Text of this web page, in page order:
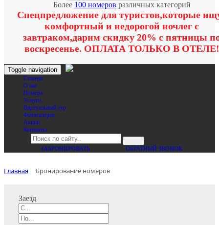
Более 100 номеров различных категорий
Спецпредложение для туристов,которые
комфортный и недорогой ночлег с
завтраком,дарим скидку 20% с пятницы
воскресенье. ОПЛАТА ТОЛЬКО В ОТЕЛЕ!
Toggle navigation
Главная
O нас
Номера
Услуги
Виртуальный тур
Фотогалерея
Акции
Контакты
ЗАБРОНИРОВАТЬ ОБРАТНЫЙ ЗВОНОК
Главная Бронирование номеров
Заезд